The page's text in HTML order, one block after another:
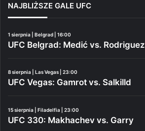
NAJBLIŻSZE GALE UFC
1 sierpnia | Belgrad | 16:00
UFC Belgrad: Medić vs. Rodriguez
8 sierpnia | Las Vegas | 23:00
UFC Vegas: Gamrot vs. Salkilld
15 sierpnia | Filadelfia | 23:00
UFC 330: Makhachev vs. Garry